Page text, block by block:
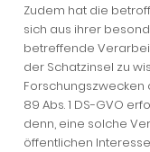
Zudem hat die
sich aus ihrer
betreffende
der Schatzinsel zu
Forschungszwecken
89 Abs. 1 DS-GVO
denn, eine solche
öffentlichen